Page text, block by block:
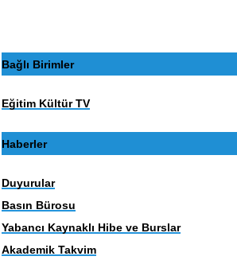
Bağlı Birimler
Eğitim Kültür TV
Haberler
Duyurular
Basın Bürosu
Yabancı Kaynaklı Hibe ve Burslar
Akademik Takvim